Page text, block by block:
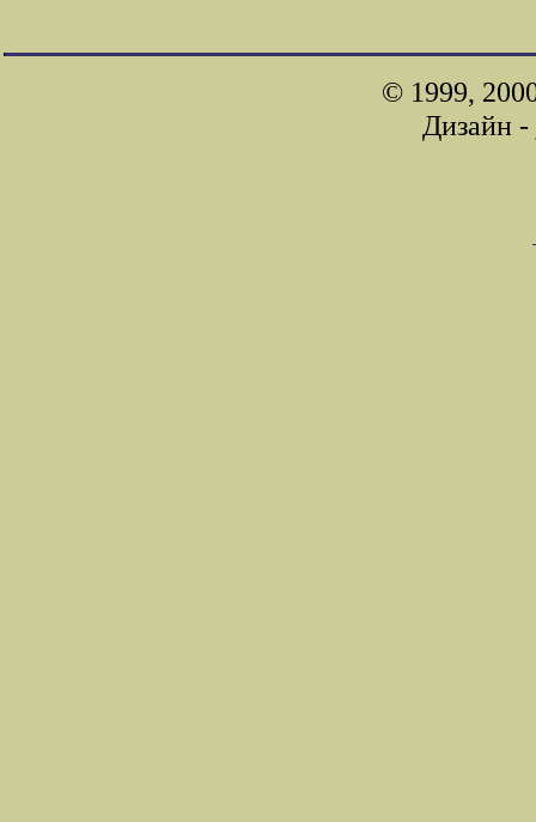
© 1999,
Дизайн -